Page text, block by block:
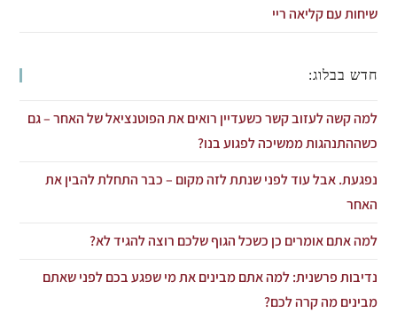
שיחות עם קליאה ריי
חדש בבלוג:
למה קשה לעזוב קשר כשעדיין רואים את הפוטנציאל של האחר – גם
כשההתנהגות ממשיכה לפגוע בנו?
נפגעת. אבל עוד לפני שנתת לזה מקום – כבר התחלת להבין את
האחר
למה אתם אומרים כן כשכל הגוף שלכם רוצה להגיד לא?
נדיבות פרשנית: למה אתם מבינים את מי שפגע בכם לפני שאתם
מבינים מה קרה לכם?